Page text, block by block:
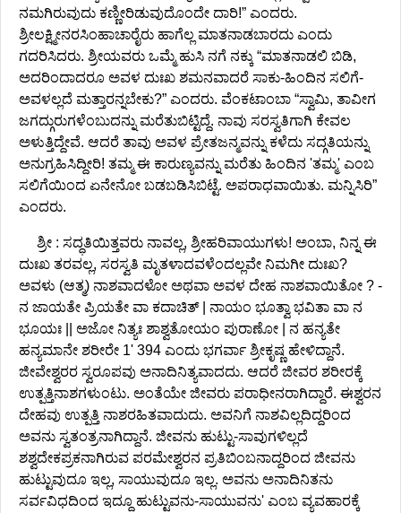
ನಮಗಿರುವುದು ಕಣ್ಣೀರಿಡುವುದೊಂದೇ ದಾರಿ!” ಎಂದರು.
ಶ್ರೀಲಕ್ಷ್ಮೀನರಸಿಂಹಾಚಾರೈರು ಹಾಗೆಲ್ಲ ಮಾತನಾಡಬಾರದು ಎಂದು
ಗದರಿಸಿದರು. ಶ್ರೀಯವರು ಒಮ್ಮೆ ಹುಸಿ ನಗೆ ನಕ್ಕು “ಮಾತನಾಡಲಿ ಬಿಡಿ,
ಅದರಿಂದಾದರೂ ಅವಳ ದುಃಖ ಶಮನವಾದರೆ ಸಾಕು-ಹಿಂದಿನ ಸಲಿಗೆ-
ಅವಳಲ್ಲದೆ ಮತ್ತಾರನ್ನಬೇಕು?” ಎಂದರು. ವೆಂಕಟಾಂಬಾ “ಸ್ವಾಮಿ, ತಾವೀಗ
ಜಗದ್ಗುರುಗಳೆಂಬುದನ್ನು ಮರೆತುಬಿಟ್ಟಿದ್ದೆ. ನಾವು ಸರಸ್ವತಿಗಾಗಿ ಕೇವಲ
ಅಳುತ್ತಿದ್ದೇವೆ. ಆದರೆ ತಾವು ಅವಳ ಪ್ರೇತಜನ್ಮವನ್ನು ಕಳೆದು ಸದ್ಗತಿಯನ್ನು
ಅನುಗ್ರಹಿಸಿದ್ದೀರಿ! ತಮ್ಮ ಈ ಕಾರುಣ್ಯವನ್ನು ಮರೆತು ಹಿಂದಿನ 'ತಮ್ಮ' ಎಂಬ
ಸಲಿಗೆಯಿಂದ ಏನೇನೋ ಬಡಬಡಿಸಿಬಿಟ್ಟೆ. ಅಪರಾಧವಾಯಿತು. ಮನ್ನಿಸಿರಿ”
ಎಂದರು.
ಶ್ರೀ : ಸದ್ಧತಿಯಿತ್ತವರು ನಾವಲ್ಲ, ಶ್ರೀಹರಿವಾಯುಗಳು! ಅಂಬಾ, ನಿನ್ನ ಈ
ದುಃಖ ತರವಲ್ಲ, ಸರಸ್ವತಿ ಮೃತಳಾದವಳೆಂದಲ್ಲವೇ ನಿಮಗೀ ದುಃಖ?
ಅವಳು (ಆತ್ಮ) ನಾಶವಾದಳೋ ಅಥವಾ ಅವಳ ದೇಹ ನಾಶವಾಯಿತೋ ? -
ನ ಜಾಯತೇ ಪ್ರಿಯತೇ ವಾ ಕದಾಚಿತ್ | ನಾಯಂ ಭೂತ್ವಾ ಭವಿತಾ ವಾ ನ
ಭೂಯಃ || ಅಜೋ ನಿತ್ಯಃ ಶಾಶ್ವತೋಯಂ ಪುರಾಣೋ | ನ ಹನ್ಯತೇ
ಹನ್ಯಮಾನೇ ಶರೀರೇ 1' 394 ಎಂದು ಭಗರ್ವಾ ಶ್ರೀಕೃಷ್ಣ ಹೇಳಿದ್ದಾನೆ.
ಜೀವೇಶ್ವರರ ಸ್ವರೂಪವು ಅನಾದಿನಿತ್ಯವಾದದು. ಆದರೆ ಜೀವರ ಶರೀರಕ್ಕೆ
ಉತ್ಪತ್ತಿನಾಶಗಳುಂಟು. ಅಂತೆಯೇ ಜೀವರು ಪರಾಧೀನರಾಗಿದ್ದಾರೆ. ಈಶ್ವರನ
ದೇಹವು ಉತ್ಪತ್ತಿ ನಾಶರಹಿತವಾದುದು. ಅವನಿಗೆ ನಾಶವಿಲ್ಲದಿದ್ದರಿಂದ
ಅವನು ಸ್ವತಂತ್ರನಾಗಿದ್ದಾನೆ. ಜೀವನು ಹುಟ್ಟು-ಸಾವುಗಳಿಲ್ಲದೆ
ಶಶ್ವದೇಕಪ್ರಕನಾಗಿರುವ ಪರಮೇಶ್ವರನ ಪ್ರತಿಬಿಂಬನಾದ್ದರಿಂದ ಜೀವನು
ಹುಟ್ಟುವುದೂ ಇಲ್ಲ, ಸಾಯುವುದೂ ಇಲ್ಲ. ಅವನು ಅನಾದಿನಿತನು
ಸರ್ವವಿಧದಿಂದ ಇದ್ದೂ ಹುಟ್ಟುವನು-ಸಾಯುವನು' ಎಂಬ ವ್ಯವಹಾರಕ್ಕೆ